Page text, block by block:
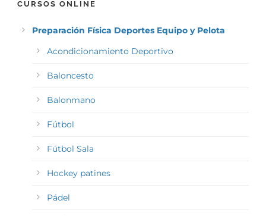
CURSOS ONLINE
Preparación Física Deportes Equipo y Pelota
Acondicionamiento Deportivo
Baloncesto
Balonmano
Fútbol
Fútbol Sala
Hockey patines
Pádel